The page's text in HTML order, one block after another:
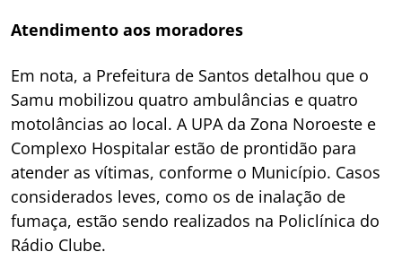
Atendimento aos moradores
Em nota, a Prefeitura de Santos detalhou que o
Samu mobilizou quatro ambulâncias e quatro
motolâncias ao local. A UPA da Zona Noroeste e
Complexo Hospitalar estão de prontidão para
atender as vítimas, conforme o Município. Casos
considerados leves, como os de inalação de
fumaça, estão sendo realizados na Policlínica do
Rádio Clube.